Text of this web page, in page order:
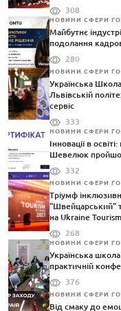
308
НОВИНИ СФЕРИ
Майбутнє
подолання
280
НОВИНИ СФЕРИ
Українська
Львівській
сервіс
333
НОВИНИ СФЕРИ
Інновації в
Шевелюк
332
НОВИНИ СФЕРИ
Тріумф
"Швейцарський"
на Ukraine
268
НОВИНИ СФЕРИ
Українська
практичній
376
НОВИНИ СФЕРИ
Від смаку до